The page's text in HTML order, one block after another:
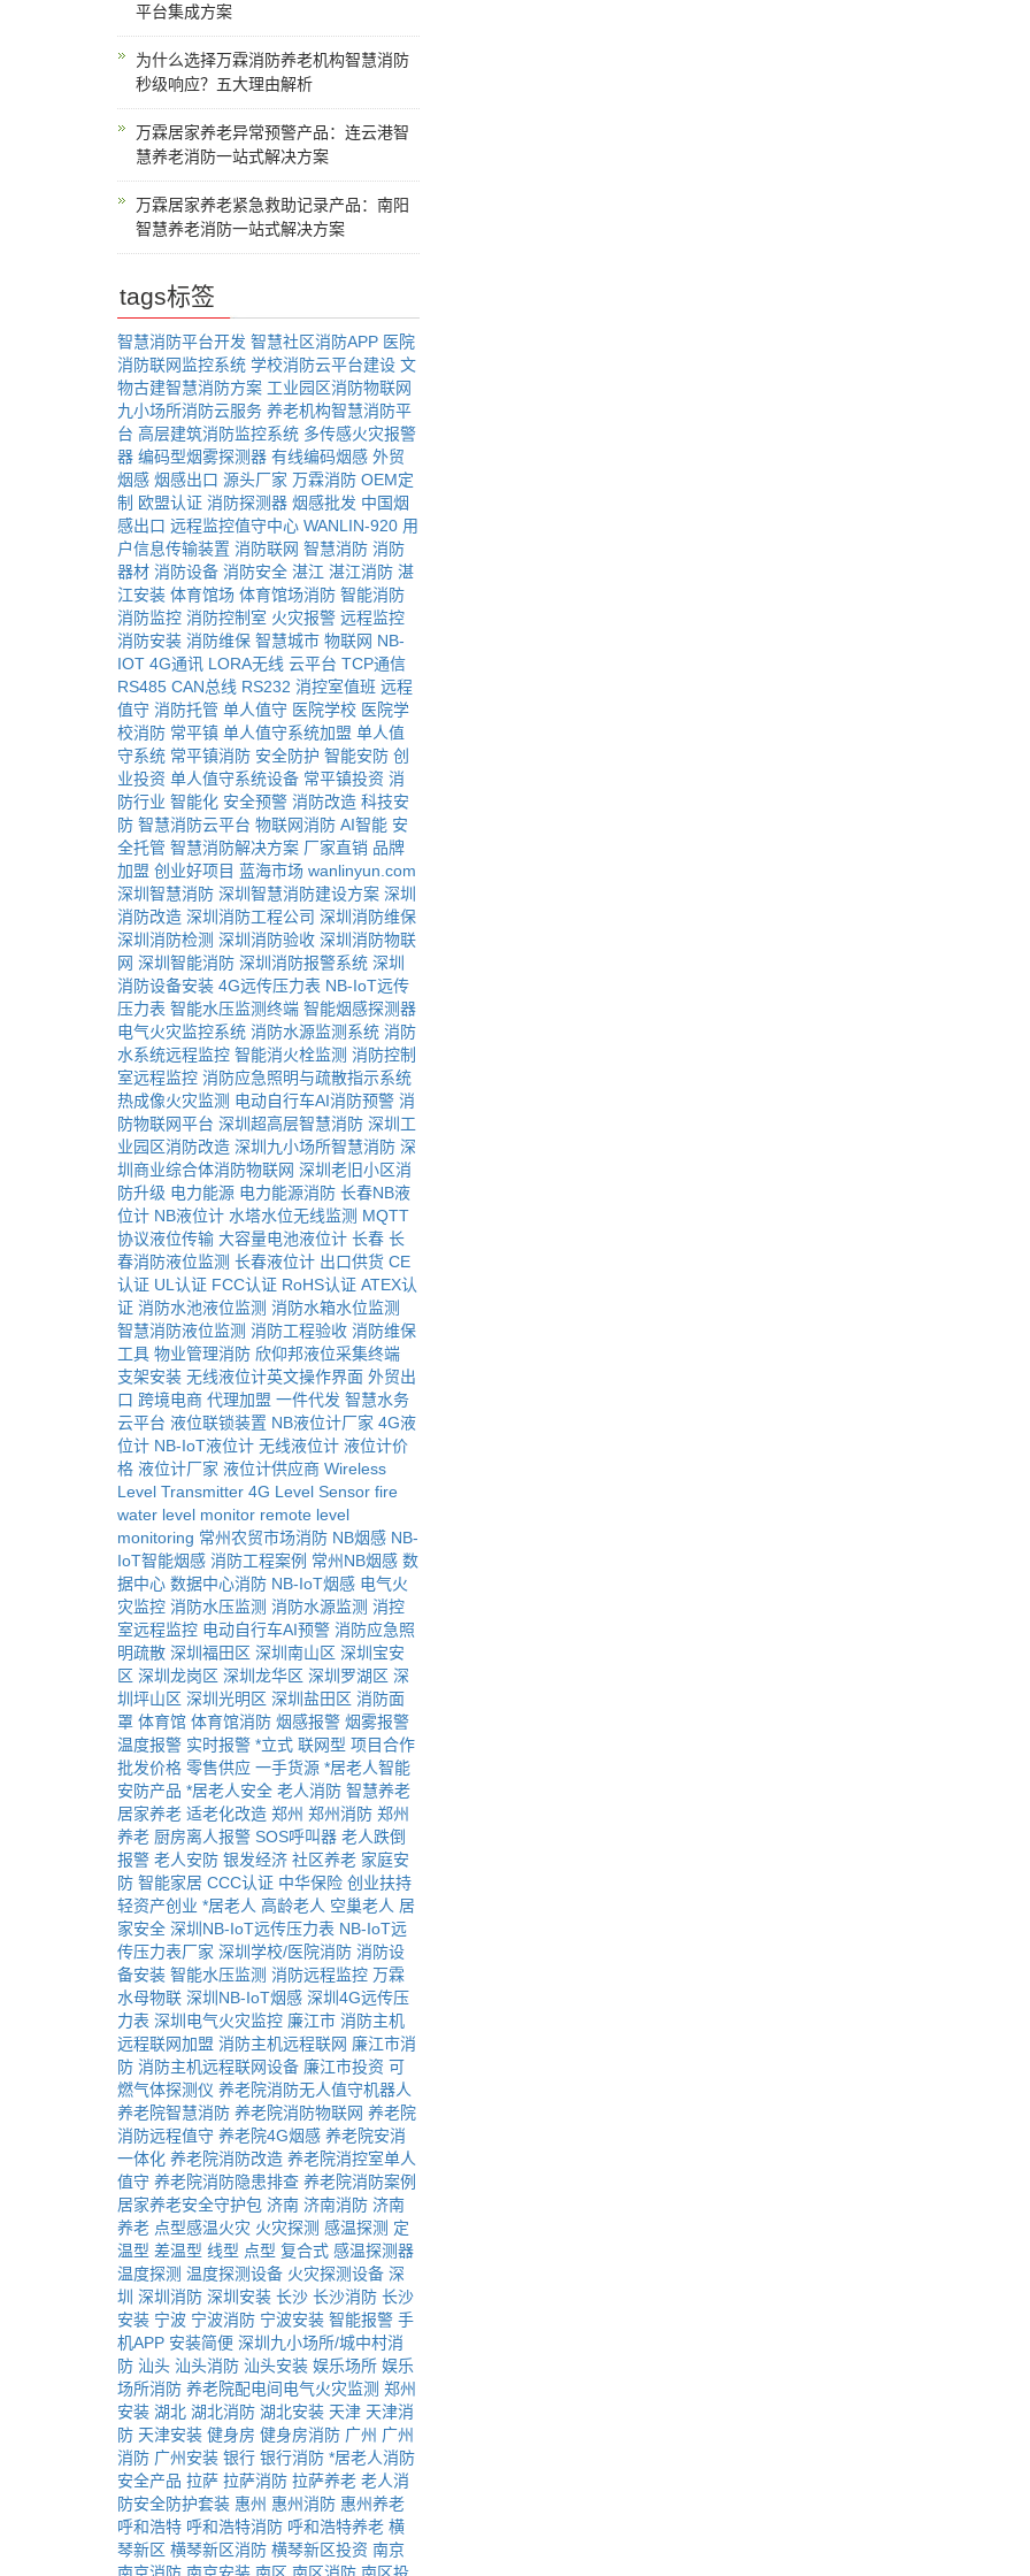
平台集成方案
为什么选择万霖消防养老机构智慧消防
秒级响应？五大理由解析
万霖居家养老异常预警产品：连云港智
慧养老消防一站式解决方案
万霖居家养老紧急救助记录产品：南阳
智慧养老消防一站式解决方案
tags标签
智慧消防平台开发 智慧社区消防APP 医院
消防联网监控系统 学校消防云平台建设 文
物古建智慧消防方案 工业园区消防物联网
九小场所消防云服务 养老机构智慧消防平
台 高层建筑消防监控系统 多传感火灾报警
器 编码型烟雾探测器 有线编码烟感 外贸
烟感 烟感出口 源头厂家 万霖消防 OEM定
制 欧盟认证 消防探测器 烟感批发 中国烟
感出口 远程监控值守中心 WANLIN-920 用
户信息传输装置 消防联网 智慧消防 消防
器材 消防设备 消防安全 湛江 湛江消防 湛
江安装 体育馆场 体育馆场消防 智能消防
消防监控 消防控制室 火灾报警 远程监控
消防安装 消防维保 智慧城市 物联网 NB-
IOT 4G通讯 LORA无线 云平台 TCP通信
RS485 CAN总线 RS232 消控室值班 远程
值守 消防托管 单人值守 医院学校 医院学
校消防 常平镇 单人值守系统加盟 单人值
守系统 常平镇消防 安全防护 智能安防 创
业投资 单人值守系统设备 常平镇投资 消
防行业 智能化 安全预警 消防改造 科技安
防 智慧消防云平台 物联网消防 AI智能 安
全托管 智慧消防解决方案 厂家直销 品牌
加盟 创业好项目 蓝海市场 wanlinyun.com
深圳智慧消防 深圳智慧消防建设方案 深圳
消防改造 深圳消防工程公司 深圳消防维保
深圳消防检测 深圳消防验收 深圳消防物联
网 深圳智能消防 深圳消防报警系统 深圳
消防设备安装 4G远传压力表 NB-IoT远传
压力表 智能水压监测终端 智能烟感探测器
电气火灾监控系统 消防水源监测系统 消防
水系统远程监控 智能消火栓监测 消防控制
室远程监控 消防应急照明与疏散指示系统
热成像火灾监测 电动自行车AI消防预警 消
防物联网平台 深圳超高层智慧消防 深圳工
业园区消防改造 深圳九小场所智慧消防 深
圳商业综合体消防物联网 深圳老旧小区消
防升级 电力能源 电力能源消防 长春NB液
位计 NB液位计 水塔水位无线监测 MQTT
协议液位传输 大容量电池液位计 长春 长
春消防液位监测 长春液位计 出口供货 CE
认证 UL认证 FCC认证 RoHS认证 ATEX认
证 消防水池液位监测 消防水箱水位监测
智慧消防液位监测 消防工程验收 消防维保
工具 物业管理消防 欣仰邦液位采集终端
支架安装 无线液位计英文操作界面 外贸出
口 跨境电商 代理加盟 一件代发 智慧水务
云平台 液位联锁装置 NB液位计厂家 4G液
位计 NB-IoT液位计 无线液位计 液位计价
格 液位计厂家 液位计供应商 Wireless
Level Transmitter 4G Level Sensor fire
water level monitor remote level
monitoring 常州农贸市场消防 NB烟感 NB-
IoT智能烟感 消防工程案例 常州NB烟感 数
据中心 数据中心消防 NB-IoT烟感 电气火
灾监控 消防水压监测 消防水源监测 消控
室远程监控 电动自行车AI预警 消防应急照
明疏散 深圳福田区 深圳南山区 深圳宝安
区 深圳龙岗区 深圳龙华区 深圳罗湖区 深
圳坪山区 深圳光明区 深圳盐田区 消防面
罩 体育馆 体育馆消防 烟感报警 烟雾报警
温度报警 实时报警 *立式 联网型 项目合作
批发价格 零售供应 一手货源 *居老人智能
安防产品 *居老人安全 老人消防 智慧养老
居家养老 适老化改造 郑州 郑州消防 郑州
养老 厨房离人报警 SOS呼叫器 老人跌倒
报警 老人安防 银发经济 社区养老 家庭安
防 智能家居 CCC认证 中华保险 创业扶持
轻资产创业 *居老人 高龄老人 空巢老人 居
家安全 深圳NB-IoT远传压力表 NB-IoT远
传压力表厂家 深圳学校/医院消防 消防设
备安装 智能水压监测 消防远程监控 万霖
水母物联 深圳NB-IoT烟感 深圳4G远传压
力表 深圳电气火灾监控 廉江市 消防主机
远程联网加盟 消防主机远程联网 廉江市消
防 消防主机远程联网设备 廉江市投资 可
燃气体探测仪 养老院消防无人值守机器人
养老院智慧消防 养老院消防物联网 养老院
消防远程值守 养老院4G烟感 养老院安消
一体化 养老院消防改造 养老院消控室单人
值守 养老院消防隐患排查 养老院消防案例
居家养老安全守护包 济南 济南消防 济南
养老 点型感温火灾 火灾探测 感温探测 定
温型 差温型 线型 点型 复合式 感温探测器
温度探测 温度探测设备 火灾探测设备 深
圳 深圳消防 深圳安装 长沙 长沙消防 长沙
安装 宁波 宁波消防 宁波安装 智能报警 手
机APP 安装简便 深圳九小场所/城中村消
防 汕头 汕头消防 汕头安装 娱乐场所 娱乐
场所消防 养老院配电间电气火灾监测 郑州
安装 湖北 湖北消防 湖北安装 天津 天津消
防 天津安装 健身房 健身房消防 广州 广州
消防 广州安装 银行 银行消防 *居老人消防
安全产品 拉萨 拉萨消防 拉萨养老 老人消
防安全防护套装 惠州 惠州消防 惠州养老
呼和浩特 呼和浩特消防 呼和浩特养老 横
琴新区 横琴新区消防 横琴新区投资 南京